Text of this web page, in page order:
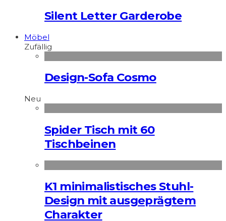
Silent Letter Garderobe
Möbel
Zufällig
Design-Sofa Cosmo
Neu
Spider Tisch mit 60
Tischbeinen
K1 minimalistisches Stuhl-
Design mit ausgeprägtem
Charakter